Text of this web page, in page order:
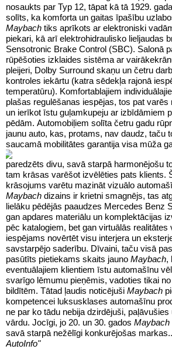
nosaukts par Typ 12, tāpat kā tā 1929. gada
solīts, ka komforta un gaitas īpašību
Maybach tiks aprīkots ar elektroniski
piekari, kā arī elektrohidraulisko lieljaudas
Sensotronic Brake Control (SBC). Salonā
rūpēšoties izklaides sistēma ar
pleijeri, Dolby Surround skaņu un četru
kontroles iekārtu (katra sēdekļa rajonā
temperatūru). Komfortablajiem
plašas regulēšanas iespējas, tos pat
un ierīkot īstu guļamkupeju ar izbīdāmiem
pēdām. Automobiļiem solīta četru gadu
jaunu auto, kas, protams, nav daudz, taču
saucamā mobilitātes garantija visa mūža
paredzēts divu, savā starpā harmonējošu
tam krāsas varēšot izvēlēties pats klients.
krāsojums varētu mazināt vizuālo
Maybach dizains ir krietni smagnējs, tas
lielāku pēdējās paaudzes Mercedes Benz
gan apdares materiālu un komplektācijas
pēc katalogiem, bet gan virtuālās realitātes
iespējams novērtēt visu interjera un
savstarpējo saderību. Dīvaini, taču visā
pasūtīts pietiekams skaits jauno Maybach,
eventuālajiem klientiem īstu automašīnu
svarīgo lēmumu pieņēmis, vadoties tikai
bildītēm. Tātad ļaudis noticējuši Maybach
kompetencei luksusklases automašīnu
ne par ko tādu nebija dzirdējuši,
vārdu. Jocīgi, jo 20. un 30. gados Maybach
savā starpā nežēlīgi konkurējošas
AutoInfo"